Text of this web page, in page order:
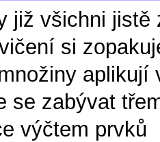
již všichni
si
aplikují
se zabývat
výčtem prvků